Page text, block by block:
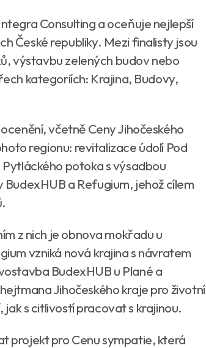
Consulting a oceňuje nejlepší
České republiky. Mezi finalisty jsou
výstavbu zelených budov nebo
kategoriích: Krajina, Budovy,
včetně Ceny Jihočeského
regionu: revitalizace údolí Pod
potoka s výsadbou
a Refugium, jehož cílem
z nich je obnova mokřadu u
vzniká nová krajina s návratem
BudexHUB u Plané a
Jihočeského kraje pro životní
s citlivostí pracovat s krajinou.
projekt pro Cenu sympatie, která